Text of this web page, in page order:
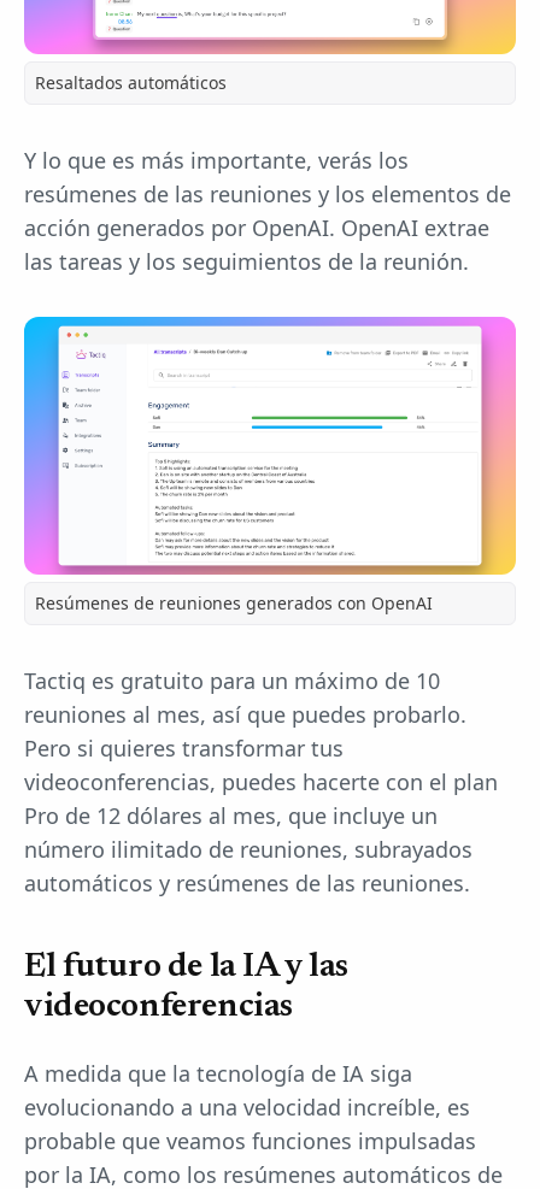
Resaltados automáticos
Y lo que es más importante, verás los
resúmenes de las reuniones y los elementos de
acción generados por OpenAI. OpenAI extrae
las tareas y los seguimientos de la reunión.
Resúmenes de reuniones generados con OpenAI
Tactiq es gratuito para un máximo de 10
reuniones al mes, así que puedes probarlo.
Pero si quieres transformar tus
videoconferencias, puedes hacerte con el plan
Pro de 12 dólares al mes, que incluye un
número ilimitado de reuniones, subrayados
automáticos y resúmenes de las reuniones.
El futuro de la IA y las
videoconferencias
A medida que la tecnología de IA siga
evolucionando a una velocidad increíble, es
probable que veamos funciones impulsadas
por la IA, como los resúmenes automáticos de